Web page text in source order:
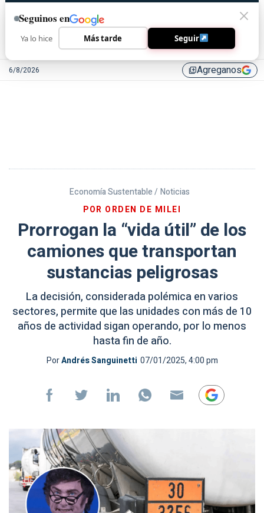
6/8/2026 library_addAgreganos
Economía Sustentable / Noticias
POR ORDEN DE MILEI
Prorrogan la “vida útil” de los
camiones que transportan
sustancias peligrosas
La decisión, considerada polémica en varios
sectores, permite que las unidades con más de 10
años de actividad sigan operando, por lo menos
hasta fin de año.
PorAndrés Sanguinetti 07/01/2025, 4:00 pm
Seguinos en
Ya lo hice Más tarde Seguir